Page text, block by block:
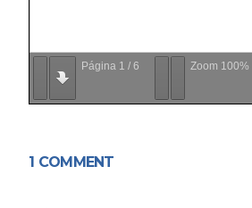
Página 1 /6 Zoom 100%
1 COMMENT